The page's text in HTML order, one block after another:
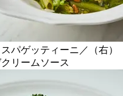
パゲッティーニ／（右）
リームソース